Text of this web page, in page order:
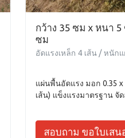
กว้าง 35 ซม x หนา 5
ซม
อัดแรงเหล็ก 4 เส้น / หนัก
แผ่นพื้นอัดแรง มอก 0.35 x
เส้น) แข็งแรงมาตรฐาน จั
สอบถาม ขอใบเสน